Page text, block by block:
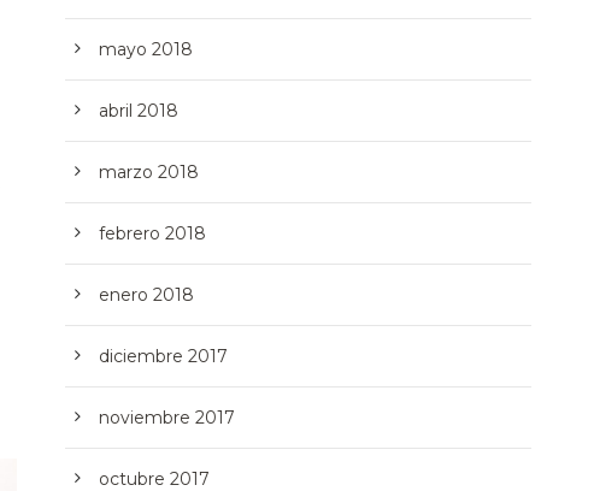
mayo 2018
abril 2018
marzo 2018
febrero 2018
enero 2018
diciembre 2017
noviembre 2017
octubre 2017